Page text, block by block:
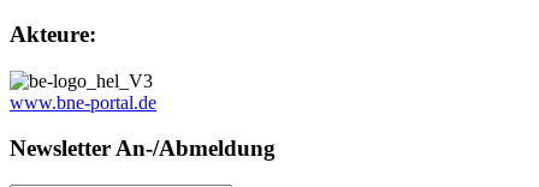
Akteure:
www.bne-portal.de
Newsletter An-/Abmeldung